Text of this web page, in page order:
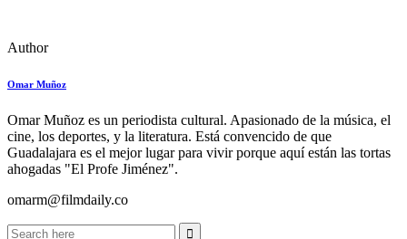
Author
Omar Muñoz
Omar Muñoz es un periodista cultural. Apasionado de la música, el
cine, los deportes, y la literatura. Está convencido de que
Guadalajara es el mejor lugar para vivir porque aquí están las tortas
ahogadas "El Profe Jiménez".
omarm@filmdaily.co